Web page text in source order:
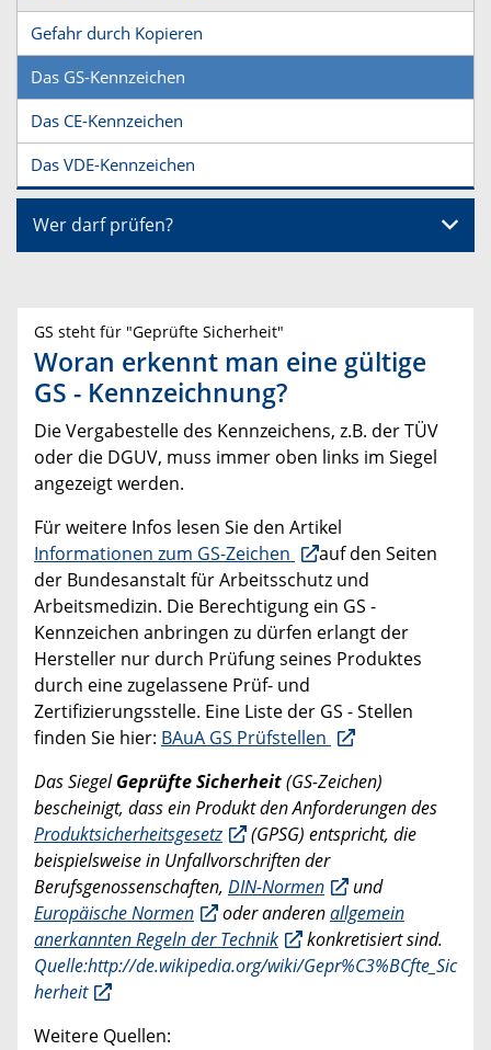
Gefahr durch Kopieren
Das GS-Kennzeichen
Das CE-Kennzeichen
Das VDE-Kennzeichen
Wer darf prüfen?
GS steht für "Geprüfte Sicherheit"
Woran erkennt man eine gültige
GS - Kennzeichnung?
Die Vergabestelle des Kennzeichens, z.B. der TÜV
oder die DGUV, muss immer oben links im Siegel
angezeigt werden.
Für weitere Infos lesen Sie den Artikel
Informationen zum GS-Zeichen
auf den Seiten
der Bundesanstalt für Arbeitsschutz und
Arbeitsmedizin. Die Berechtigung ein GS -
Kennzeichen anbringen zu dürfen erlangt der
Hersteller nur durch Prüfung seines Produktes
durch eine zugelassene Prüf- und
Zertifizierungsstelle. Eine Liste der GS - Stellen
finden Sie hier: BAuA GS Prüfstellen
Das SiegelGeprüfte Sicherheit(GS-Zeichen)
bescheinigt, dass ein Produkt den Anforderungen des
Produktsicherheitsgesetz
(GPSG) entspricht, die
beispielsweise in Unfallvorschriften der
Berufsgenossenschaften, DIN-Normen
und
Europäische Normen
oder anderenallgemein
anerkannten Regeln der Technik
konkretisiert sind.
Quelle:http://de.wikipedia.org/wiki/Gepr%C3%BCfte_Sic
herheit
Weitere Quellen: